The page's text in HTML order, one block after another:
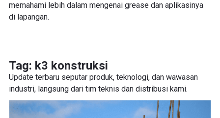
memahami lebih dalam mengenai grease dan aplikasinya
di lapangan.
Tag: k3 konstruksi
Update terbaru seputar produk, teknologi, dan wawasan
industri, langsung dari tim teknis dan distribusi kami.